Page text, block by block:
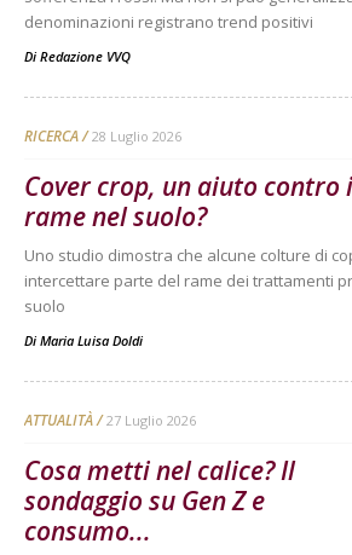
denominazioni registrano trend positivi
Di Redazione VVQ
RICERCA 28 Luglio 2026
Cover crop, un aiuto contro
rame nel suolo?
Uno studio dimostra che alcune colture di
intercettare parte del rame dei trattamenti
suolo
Di Maria Luisa Doldi
ATTUALITÀ 27 Luglio 2026
Cosa metti nel calice? Il
sondaggio su Gen Z e
consumo...